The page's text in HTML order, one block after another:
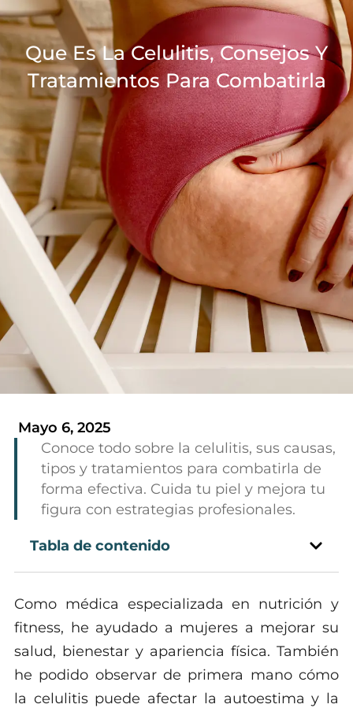
Ir
al
contenidoQue Es La Celulitis, Consejos Y
Tratamientos Para Combatirla
Mayo 6, 2025
Conoce todo sobre la celulitis, sus causas,
tipos y tratamientos para combatirla de
forma efectiva. Cuida tu piel y mejora tu
figura con estrategias profesionales.
Tabla de contenido
Como médica especializada en nutrición y
fitness, he ayudado a mujeres a mejorar su
salud, bienestar y apariencia física. También
he podido observar de primera mano cómo
la celulitis puede afectar la autoestima y la